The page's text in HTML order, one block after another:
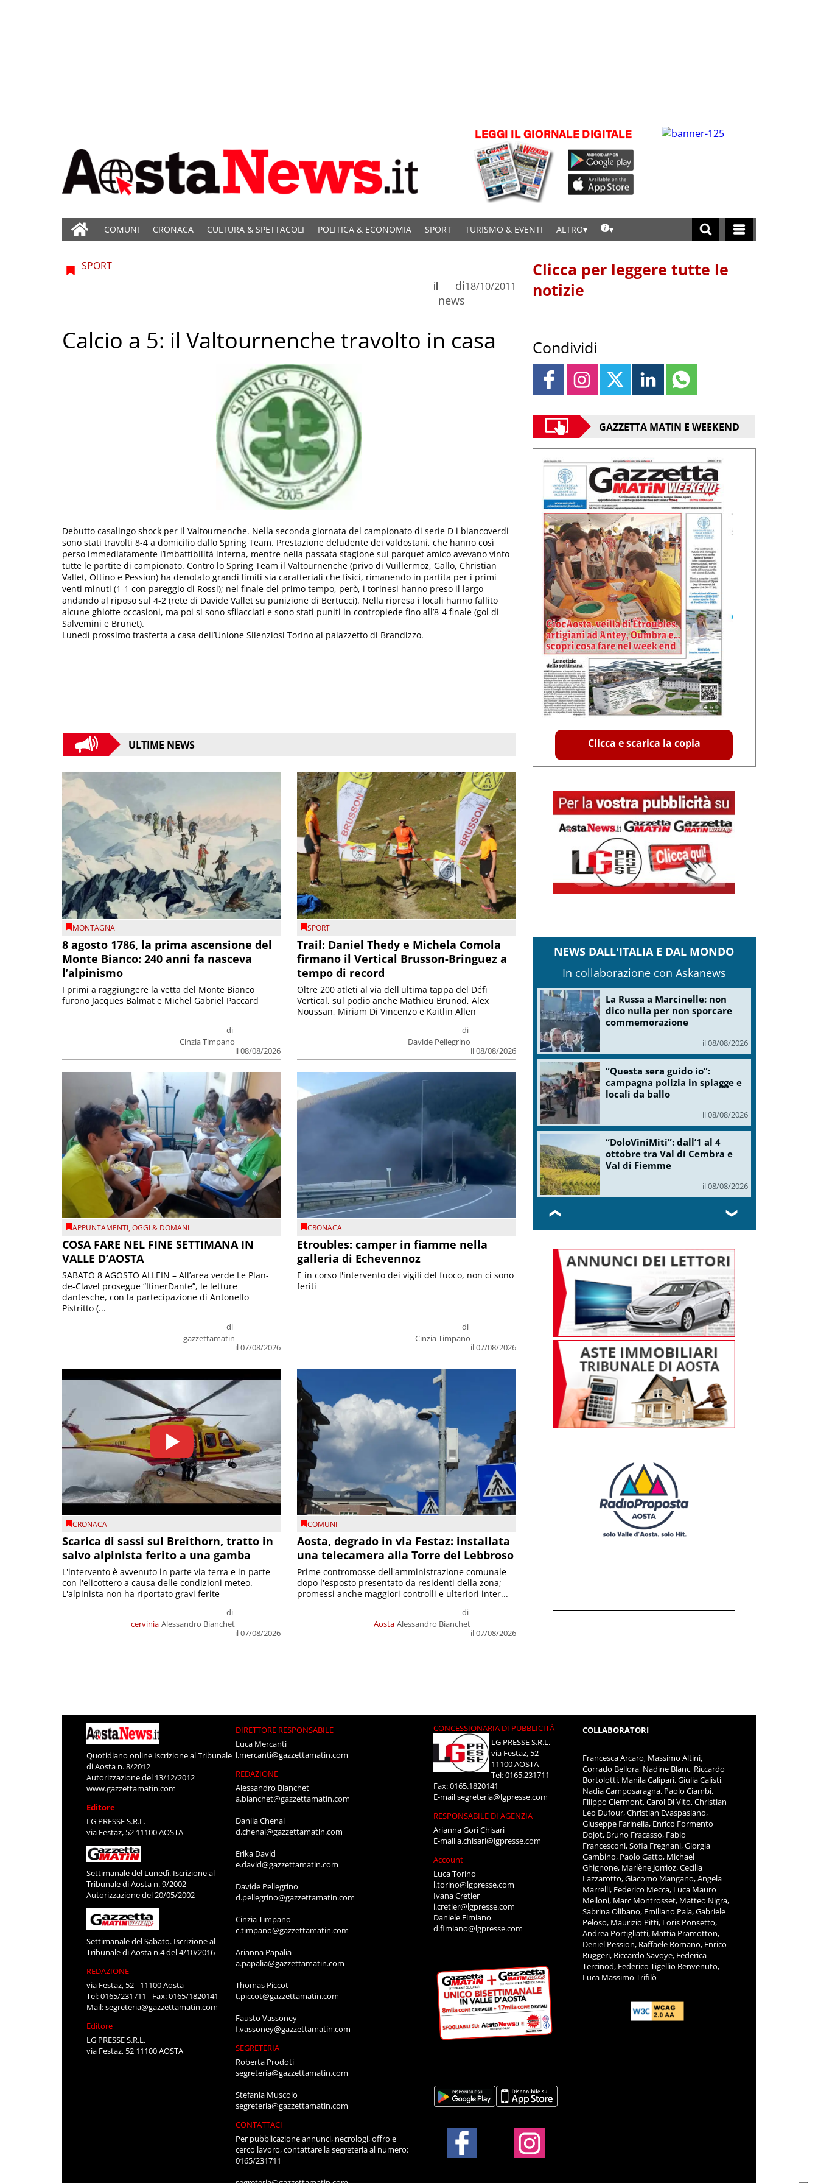
COMUNI CRONACA CULTURA & SPETTACOLI POLITICA & ECONOMIA SPORT TURISMO & EVENTI ALTRO
SPORT
di
news
il 18/10/2011
Calcio a 5: il Valtournenche travolto in casa
Debutto casalingo shock per il Valtournenche. Nella seconda giornata del campionato di serie D i biancoverdi
sono stati travolti 8-4 a domicilio dallo Spring Team. Prestazione deludente dei valdostani, che hanno così
perso immediatamente l’imbattibilità interna, mentre nella passata stagione sul parquet amico avevano vinto
tutte le partite di campionato. Contro lo Spring Team il Valtournenche (privo di Vuillermoz, Gallo, Christian
Vallet, Ottino e Pession) ha denotato grandi limiti sia caratteriali che fisici, rimanendo in partita per i primi
venti minuti (1-1 con pareggio di Rossi); nel finale del primo tempo, però, i torinesi hanno preso il largo
andando al riposo sul 4-2 (rete di Davide Vallet su punizione di Bertucci). Nella ripresa i locali hanno fallito
alcune ghiotte occasioni, ma poi si sono sfilacciati e sono stati puniti in contropiede fino all’8-4 finale (gol di
Salvemini e Brunet).
Lunedì prossimo trasferta a casa dell’Unione Silenziosi Torino al palazzetto di Brandizzo.
ULTIME NEWS
MONTAGNA
8 agosto 1786, la prima ascensione del
Monte Bianco: 240 anni fa nasceva
l’alpinismo
di
Cinzia Timpano
il 08/08/2026
I primi a raggiungere la vetta del Monte Bianco
furono Jacques Balmat e Michel Gabriel Paccard
SPORT
Trail: Daniel Thedy e Michela Comola
firmano il Vertical Brusson-Bringuez a
tempo di record
di
Davide Pellegrino
il 08/08/2026
Oltre 200 atleti al via dell'ultima tappa del Défì
Vertical, sul podio anche Mathieu Brunod, Alex
Noussan, Miriam Di Vincenzo e Kaitlin Allen
APPUNTAMENTI,OGGI & DOMANI
COSA FARE NEL FINE SETTIMANA IN
VALLE D’AOSTA
di
gazzettamatin
il 07/08/2026
SABATO 8 AGOSTO ALLEIN – All’area verde Le Plan-
de-Clavel prosegue “ItinerDante”, le letture
dantesche, con la partecipazione di Antonello
Pistritto (...
CRONACA
Etroubles: camper in fiamme nella
galleria di Echevennoz
di
Cinzia Timpano
il 07/08/2026
E in corso l'intervento dei vigili del fuoco, non ci sono
feriti
CRONACA
Scarica di sassi sul Breithorn, tratto in
salvo alpinista ferito a una gamba
cervinia
di
Alessandro Bianchet
il 07/08/2026
L'intervento è avvenuto in parte via terra e in parte
con l'elicottero a causa delle condizioni meteo.
L'alpinista non ha riportato gravi ferite
COMUNI
Aosta, degrado in via Festaz: installata
una telecamera alla Torre del Lebbroso
Aosta
di
Alessandro Bianchet
il 07/08/2026
Prime contromosse dell'amministrazione comunale
dopo l'esposto presentato da residenti della zona;
promessi anche maggiori controlli e ulteriori inter...
Clicca per leggere tutte le
notizie
Condividi
GAZZETTA MATIN E WEEKEND
Clicca e scarica la copia
NEWS DALL'ITALIA E DAL MONDO
In collaborazione con Askanews
La Russa a Marcinelle: non
dico nulla per non sporcare
commemorazione
il 08/08/2026
“Questa sera guido io”:
campagna polizia in spiagge e
locali da ballo
il 08/08/2026
“DoloViniMiti”: dall’1 al 4
ottobre tra Val di Cembra e
Val di Fiemme
il 08/08/2026
❮ ❯
Quotidiano online Iscrizione al Tribunale
di Aosta n. 8/2012
Autorizzazione del 13/12/2012
www.gazzettamatin.com
Editore
LG PRESSE S.R.L.
via Festaz, 52 11100 AOSTA
Settimanale del Lunedì. Iscrizione al
Tribunale di Aosta n. 9/2002
Autorizzazione del 20/05/2002
Settimanale del Sabato. Iscrizione al
Tribunale di Aosta n.4 del 4/10/2016
REDAZIONE
via Festaz, 52 - 11100 Aosta
Tel: 0165/231711 - Fax: 0165/1820141
Mail:segreteria@gazzettamatin.com
Editore
LG PRESSE S.R.L.
via Festaz, 52 11100 AOSTA
DIRETTORE RESPONSABILE
Luca Mercanti
l.mercanti@gazzettamatin.com
REDAZIONE
Alessandro Bianchet
a.bianchet@gazzettamatin.com
Danila Chenal
d.chenal@gazzettamatin.com
Erika David
e.david@gazzettamatin.com
Davide Pellegrino
d.pellegrino@gazzettamatin.com
Cinzia Timpano
c.timpano@gazzettamatin.com
Arianna Papalia
a.papalia@gazzettamatin.com
Thomas Piccot
t.piccot@gazzettamatin.com
Fausto Vassoney
f.vassoney@gazzettamatin.com
SEGRETERIA
Roberta Prodoti
segreteria@gazzettamatin.com
Stefania Muscolo
segreteria@gazzettamatin.com
CONTATTACI
Per pubblicazione annunci, necrologi, offro e
cerco lavoro, contattare la segreteria al numero:
0165/231711
CONCESSIONARIA DI PUBBLICITÀ
LG PRESSE S.R.L.
via Festaz, 52
11100 AOSTA
Tel: 0165.231711
Fax: 0165.1820141
E-mailsegreteria@lgpresse.com
RESPONSABILE DI AGENZIA
Arianna Gori Chisari
E-maila.chisari@lgpresse.com
Account
Luca Torino
l.torino@lgpresse.com
Ivana Cretier
i.cretier@lgpresse.com
Daniele Fimiano
d.fimiano@lgpresse.com
COLLABORATORI
Francesca Arcaro, Massimo Altini,
Corrado Bellora, Nadine Blanc, Riccardo
Bortolotti, Manila Calipari, Giulia Calisti,
Nadia Camposaragna, Paolo Ciambi,
Filippo Clermont, Carol Di Vito, Christian
Leo Dufour, Christian Evaspasiano,
Giuseppe Farinella, Enrico Formento
Dojot, Bruno Fracasso, Fabio
Francesconi, Sofia Fregnani, Giorgia
Gambino, Paolo Gatto, Michael
Ghignone, Marlène Jorrioz, Cecilia
Lazzarotto, Giacomo Mangano, Angela
Marrelli, Federico Mecca, Luca Mauro
Melloni, Marc Montrosset, Matteo Nigra,
Sabrina Olibano, Emiliano Pala, Gabriele
Peloso, Maurizio Pitti, Loris Ponsetto,
Andrea Portigliatti, Mattia Pramotton,
Deniel Pession, Raffaele Romano, Enrico
Ruggeri, Riccardo Savoye, Federica
Tercinod, Federico Tigellio Benvenuto,
Luca Massimo Trifilò